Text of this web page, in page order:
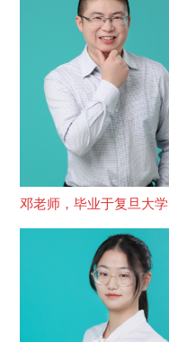
邓老师，毕业于复旦大学